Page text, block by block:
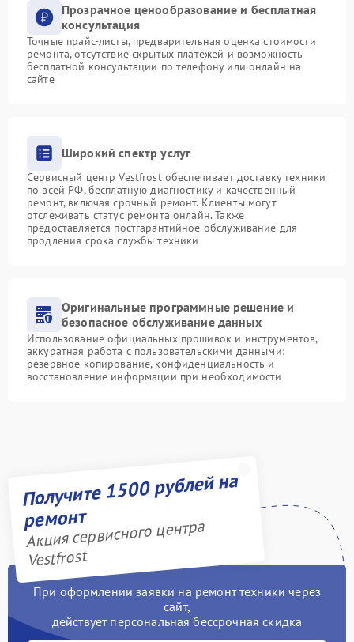
Прозрачное ценообразование и бесплатная
консультация
Точные прайс-листы, предварительная оценка стоимости
ремонта, отсутствие скрытых платежей и возможность
бесплатной консультации по телефону или онлайн на
сайте
Широкий спектр услуг
Сервисный центр Vestfrost обеспечивает доставку техники
по всей РФ, бесплатную диагностику и качественный
ремонт, включая срочный ремонт. Клиенты могут
отслеживать статус ремонта онлайн. Также
предоставляется постгарантийное обслуживание для
продления срока службы техники
Оригинальные программные решение и
безопасное обслуживание данных
Использование официальных прошивок и инструментов,
аккуратная работа с пользовательскими данными:
резервное копирование, конфиденциальность и
восстановление информации при необходимости
Получите 1500 рублей на
ремонт
Акция сервисного центра
Vestfrost
При оформлении заявки на ремонт техники через
сайт,
действует персональная бессрочная скидка